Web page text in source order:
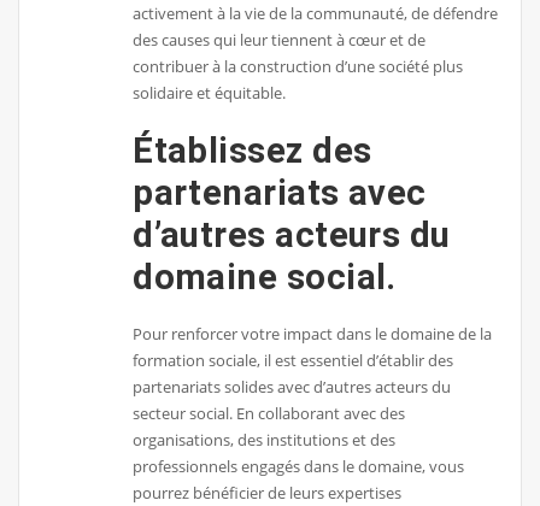
activement à la vie de la communauté, de défendre
des causes qui leur tiennent à cœur et de
contribuer à la construction d’une société plus
solidaire et équitable.
Établissez des
partenariats avec
d’autres acteurs du
domaine social.
Pour renforcer votre impact dans le domaine de la
formation sociale, il est essentiel d’établir des
partenariats solides avec d’autres acteurs du
secteur social. En collaborant avec des
organisations, des institutions et des
professionnels engagés dans le domaine, vous
pourrez bénéficier de leurs expertises